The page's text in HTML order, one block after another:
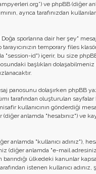
ve phpBB (diğer
ayrıca tarafınızdan
sporlarına dair her şey"
temporary files
id") içerir, bu size
başlıkları
panosunu dolaşırken phpBB
tarafından oluşturulan
kullanıcının gönderdiği
(diğer anlamda "hesabınız") ve
anlamda "kullanıcı adınız"),
anlamda "e-mail
ülkedeki kanunlar
istenen kullanıcı